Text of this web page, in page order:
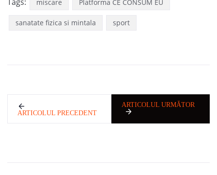
miscare Platforma CE CONSUM EU
sanatate fizica si mintala sport
ARTICOLUL PRECEDENT
ARTICOLUL URMĂTOR